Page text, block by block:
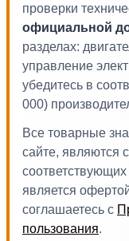
проверки
официальной
разделах:
управление
убедитесь в
000)
Все товарные
сайте, являются
является
соглашаетесь с
пользования.